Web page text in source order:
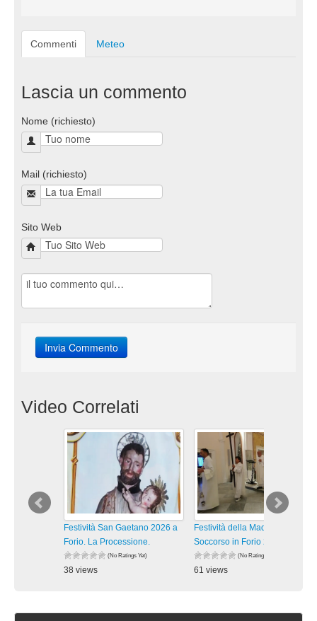
Commenti Meteo
Lascia un commento
Nome (richiesto)
Mail (richiesto)
Sito Web
Video Correlati
Festività San Gaetano 2026 a
Forio. La Processione.
(No Ratings Yet)
38 views
Festività della Madonna del
Soccorso in Forio 2026. La
(No Ratings Yet)
61 views